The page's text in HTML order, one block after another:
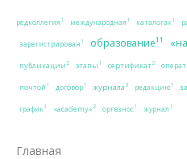
редколлегия 1 международная 1 каталогах 1
зарегистрирован 1 образование11
публикации2 этапы 1 сертификат2
почтой 1 договор1 журнала3 редакцию1
график1 «academy»2 оргвзнос1 журнал 1
Главная